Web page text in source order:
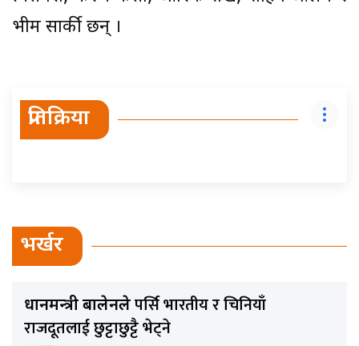
भीम सार्की छन् ।
प्रतिक्रिया
भर्खर
प्रधानमन्त्री बालेनलेपर्सि भारतीय र चिनियाँ
राजदूतलाई छुट्टाछुट्टै भेट्ने